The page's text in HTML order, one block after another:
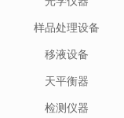
样品处理设备
移液设备
天平衡器
检测仪器